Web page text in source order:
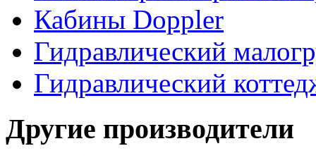
Кабины Doppler
Гидравлический
Гидравлический
Другие производители